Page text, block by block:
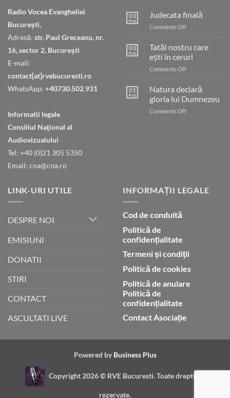
Radio Vocea Evangheliei
București,
Adresă: str. Paul Greceanu, nr.
16, sector 2, București
E-mail:
contact[at]rvebucuresti.ro
WhatsApp: +40730.502.931
Informatii legale
Consiliul Naţional al
Audiovizualului
Tel: +40 (0)21 305 5350
Email: cna@cna.ro
03
Aug
Judecata finală
Comments Offon
03
Aug
Tatăl nostru care
ești în ceruri
Comments Offon
nostru
care
ești
în
01
Aug
Natura declară
gloria lui Dumnezeu
Comments Offon
LINK-URI UTILE
DESPRE NOI
EMISIUNI
DONATII
STIRI
CONTACT
ASCULTATI LIVE
INFORMAȚII LEGALE
Cod de conduită
Politică de
confidențialitate
Termeni și condiții
Politică de cookies
Politică de anulare
Politică de
confidențialitate
Contact Asociație
Powered by Business Plus
Copyright 2026 © RVE Bucuresti. Toate drepturile
rezervate.